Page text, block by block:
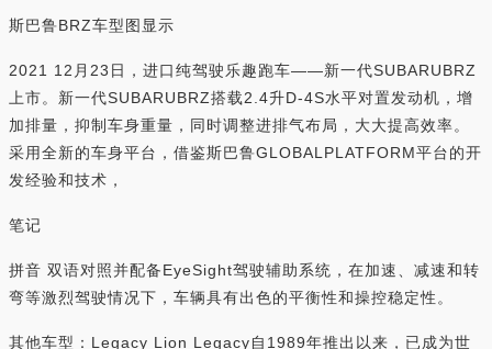
斯巴鲁BRZ车型图显示
2021 12月23日，进口纯驾驶乐趣跑车——新一代SUBARUBRZ
上市。新一代SUBARUBRZ搭载2.4升D-4S水平对置发动机，增
加排量，抑制车身重量，同时调整进排气布局，大大提高效率。
采用全新的车身平台，借鉴斯巴鲁GLOBALPLATFORM平台的开
发经验和技术，
笔记
拼音 双语对照并配备EyeSight驾驶辅助系统，在加速、减速和转
弯等激烈驾驶情况下，车辆具有出色的平衡性和操控稳定性。
其他车型：Legacy Lion Legacy自1989年推出以来，已成为世